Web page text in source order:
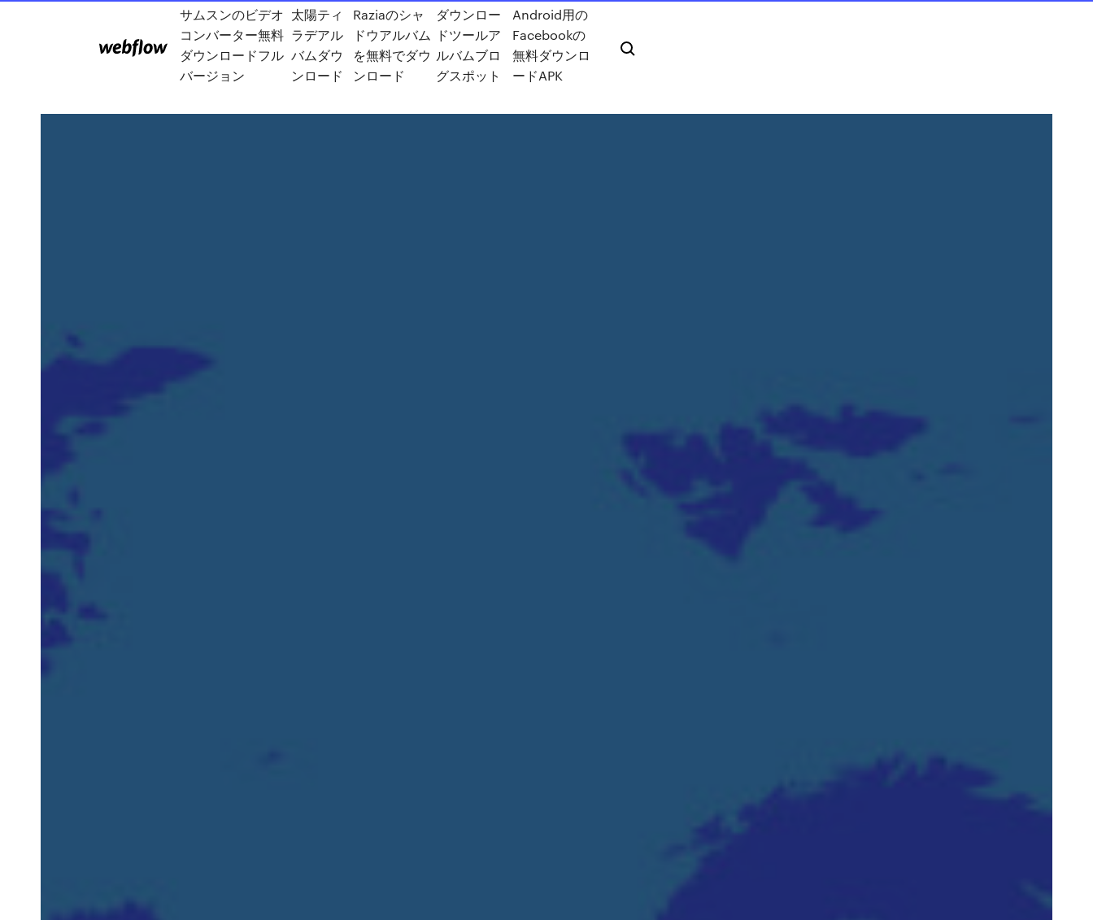
サムスンのビデオ
コンバーター無料
ダウンロードフル
バージョン
太陽ティ
ラデアル
バムダウ
ンロード
Raziaのシャ
ドウアルバム
を無料でダウ
ンロード
ダウンロー
ドツールア
ルバムブロ
グスポット
Android用の
Facebookの
無料ダウンロ
ードAPK